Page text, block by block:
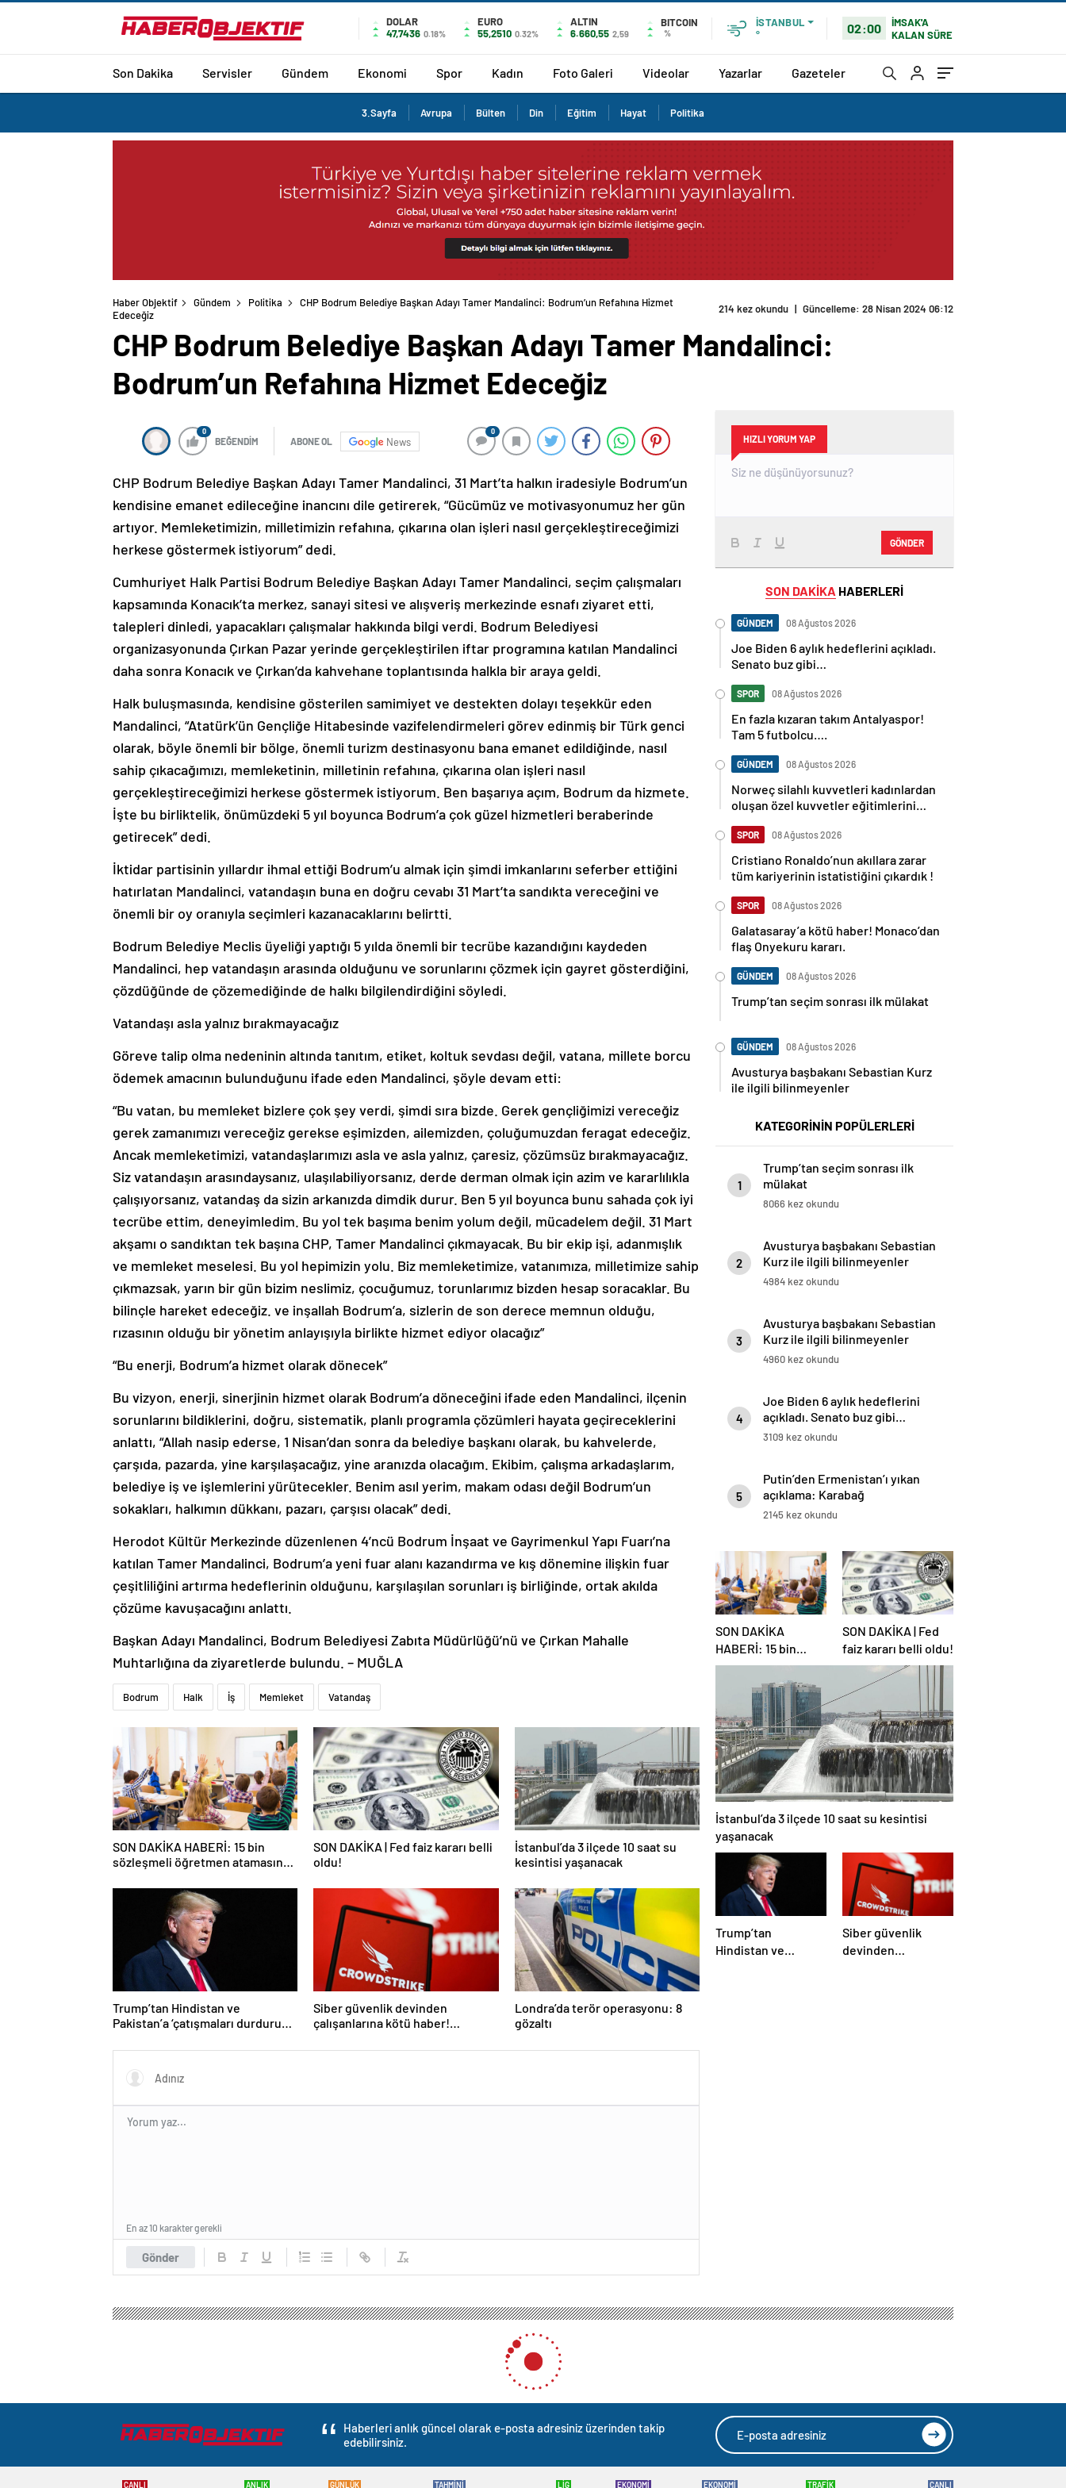
DOLAR
47,7436 0.18%
EURO
55,2510 0.32%
ALTIN
6.660,55 2,59
BITCOIN
%
İSTANBUL
°
02:00
İMSAK'A
KALAN SÜRE
Son Dakika Servisler Gündem Ekonomi Spor Kadın Foto Galeri Videolar Yazarlar Gazeteler
3.Sayfa Avrupa Bülten Din Eğitim Hayat Politika
Haber Objektif Gündem Politika CHP Bodrum Belediye Başkan Adayı Tamer Mandalinci: Bodrum’un Refahına Hizmet Edeceğiz
CHP Bodrum Belediye Başkan Adayı Tamer Mandalinci:
Bodrum’un Refahına Hizmet Edeceğiz
News
kendisine emanet edileceğine inancını dile getirerek, “Gücümüz ve motivasyonumuz her gün
artıyor. Memleketimizin, milletimizin refahına, çıkarına olan işleri nasıl gerçekleştireceğimizi
herkese göstermek istiyorum” dedi.
kapsamında Konacık’ta merkez, sanayi sitesi ve alışveriş merkezinde esnafı ziyaret etti,
talepleri dinledi, yapacakları çalışmalar hakkında bilgi verdi. Bodrum Belediyesi
organizasyonunda Çırkan Pazar yerinde gerçekleştirilen iftar programına katılan Mandalinci
daha sonra Konacık ve Çırkan’da kahvehane toplantısında halkla bir araya geldi.
Mandalinci, “Atatürk’ün Gençliğe Hitabesinde vazifelendirmeleri görev edinmiş bir Türk genci
olarak, böyle önemli bir bölge, önemli turizm destinasyonu bana emanet edildiğinde, nasıl
sahip çıkacağımızı, memleketinin, milletinin refahına, çıkarına olan işleri nasıl
gerçekleştireceğimizi herkese göstermek istiyorum. Ben başarıya açım, Bodrum da hizmete.
İşte bu birliktelik, önümüzdeki 5 yıl boyunca Bodrum’a çok güzel hizmetleri beraberinde
getirecek” dedi.
hatırlatan Mandalinci, vatandaşın buna en doğru cevabı 31 Mart’ta sandıkta vereceğini ve
önemli bir oy oranıyla seçimleri kazanacaklarını belirtti.
Mandalinci, hep vatandaşın arasında olduğunu ve sorunlarını çözmek için gayret gösterdiğini,
çözdüğünde de çözemediğinde de halkı bilgilendirdiğini söyledi.
ödemek amacının bulunduğunu ifade eden Mandalinci, şöyle devam etti:
gerek zamanımızı vereceğiz gerekse eşimizden, ailemizden, çoluğumuzdan feragat edeceğiz.
Ancak memleketimizi, vatandaşlarımızı asla ve asla yalnız, çaresiz, çözümsüz bırakmayacağız.
Siz vatandaşın arasındaysanız, ulaşılabiliyorsanız, derde derman olmak için azim ve kararlılıkla
çalışıyorsanız, vatandaş da sizin arkanızda dimdik durur. Ben 5 yıl boyunca bunu sahada çok iyi
tecrübe ettim, deneyimledim. Bu yol tek başıma benim yolum değil, mücadelem değil. 31 Mart
akşamı o sandıktan tek başına CHP, Tamer Mandalinci çıkmayacak. Bu bir ekip işi, adanmışlık
ve memleket meselesi. Bu yol hepimizin yolu. Biz memleketimize, vatanımıza, milletimize sahip
çıkmazsak, yarın bir gün bizim neslimiz, çocuğumuz, torunlarımız bizden hesap soracaklar. Bu
bilinçle hareket edeceğiz. ve inşallah Bodrum’a, sizlerin de son derece memnun olduğu,
rızasının olduğu bir yönetim anlayışıyla birlikte hizmet ediyor olacağız”
sorunlarını bildiklerini, doğru, sistematik, planlı programla çözümleri hayata geçireceklerini
anlattı, “Allah nasip ederse, 1 Nisan’dan sonra da belediye başkanı olarak, bu kahvelerde,
çarşıda, pazarda, yine karşılaşacağız, yine aranızda olacağım. Ekibim, çalışma arkadaşlarım,
belediye iş ve işlemlerini yürütecekler. Benim asıl yerim, makam odası değil Bodrum’un
sokakları, halkımın dükkanı, pazarı, çarşısı olacak” dedi.
katılan Tamer Mandalinci, Bodrum’a yeni fuar alanı kazandırma ve kış dönemine ilişkin fuar
çeşitliliğini artırma hedeflerinin olduğunu, karşılaşılan sorunları iş birliğinde, ortak akılda
çözüme kavuşacağını anlattı.
Muhtarlığına da ziyaretlerde bulundu. – MUĞLA
Bodrum Halk İş Memleket Vatandaş
SON DAKİKA HABERİ: 15 bin
sözleşmeli öğretmen atamasında
sözlü sınava hak kazanan adaylar
SON DAKİKA | Fed faiz kararı belli
oldu!
İstanbul’da 3 ilçede 10 saat su
kesintisi yaşanacak
Trump’tan Hindistan ve
Pakistan’a ‘çatışmaları durdurun’
çağrısı
Siber güvenlik devinden
çalışanlarına kötü haber!
Yüzlerce kişi işten çıkarılacak
Londra’da terör operasyonu: 8
gözaltı
HIZLI YORUM YAP
GÖNDER
Joe Biden 6 aylık hedeflerini açıkladı.
Senato buz gibi…
En fazla kızaran takım Antalyaspor!
Tam 5 futbolcu….
Norweç silahlı kuvvetleri kadınlardan
oluşan özel kuvvetler eğitimlerini
başlattı.
Cristiano Ronaldo’nun akıllara zarar
tüm kariyerinin istatistiğini çıkardık !
Galatasaray’a kötü haber! Monaco’dan
flaş Onyekuru kararı.
Trump’tan seçim sonrası ilk mülakat
Avusturya başbakanı Sebastian Kurz
ile ilgili bilinmeyenler
1
mülakat
8066 kez okundu
2
Kurz ile ilgili bilinmeyenler
4984 kez okundu
3
Kurz ile ilgili bilinmeyenler
4960 kez okundu
4
açıkladı. Senato buz gibi…
3109 kez okundu
5
açıklama: Karabağ
Azerbaycan’ın ayrılmaz bir
parçasıdır!
2145 kez okundu
SON DAKİKA
HABERİ: 15 bin
sözleşmeli
atamasında sözlü
sınava hak kazanan
adaylar açıklandı
SON DAKİKA | Fed
faiz kararı belli oldu!
İstanbul’da 3 ilçede 10 saat su kesintisi
yaşanacak
Trump’tan
Hindistan ve
Pakistan’a
Siber güvenlik
devinden
çalışanlarına kötü
Cumhurbaşkanı Erdoğan: CHP’nin çapraşık oyunu milletin
aklıyla alay etti
0
HIZLI YORUM YAP